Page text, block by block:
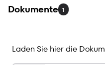
Dokumente 1
Laden Sie hier die